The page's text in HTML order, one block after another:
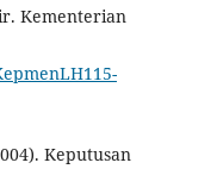
Kementerian
Keputusan